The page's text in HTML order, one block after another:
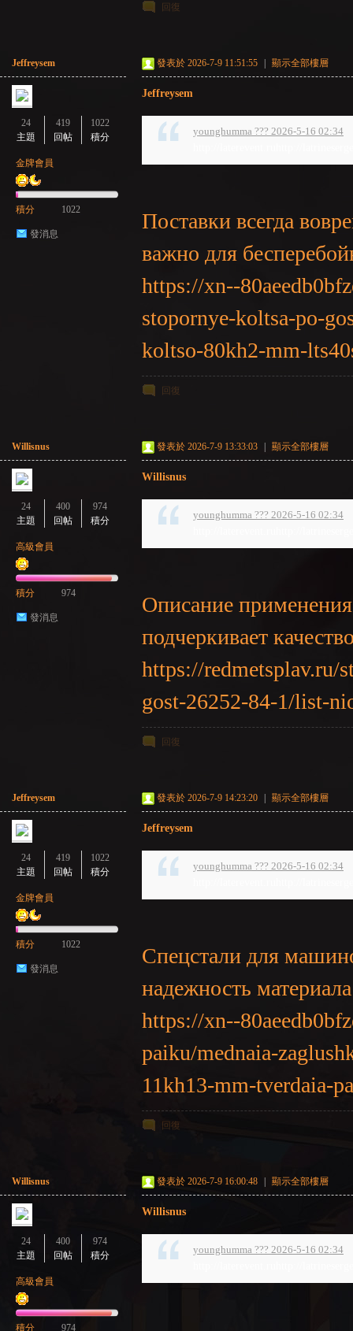
回復
Jeffreysem
24
主題
419
回帖
1022
積分
金牌會員
積分 1022
發消息
發表於 2026-7-9 11:51:55 顯示全部樓層
Jeffreysem
younghumma ??? 2026-5-16 02:34
Поставки всегда
важно для
https://xn--
stopornye-koltsa-po-
koltso-80kh2-mm-
回復
Willisnus
24
主題
400
回帖
974
積分
高級會員
積分 974
發消息
發表於 2026-7-9 13:33:03 顯示全部樓層
Willisnus
younghumma ??? 2026-5-16 02:34
Описание
подчеркивает
https://
gost-26252-84-1/list-
回復
Jeffreysem
24
主題
419
回帖
1022
積分
金牌會員
積分 1022
發消息
發表於 2026-7-9 14:23:20 顯示全部樓層
Jeffreysem
younghumma ??? 2026-5-16 02:34
Спецстали для
надежность
https://xn--
paiku/mednaia-
11kh13-mm-tverdaia-
回復
Willisnus
24
主題
400
回帖
974
積分
高級會員
積分 974
發表於 2026-7-9 16:00:48 顯示全部樓層
Willisnus
younghumma ??? 2026-5-16 02:34